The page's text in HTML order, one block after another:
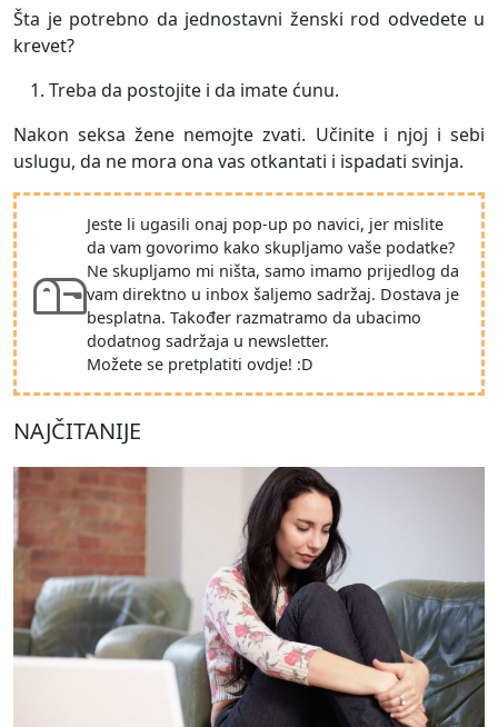
Šta je potrebno da jednostavni ženski rod odvedete u
krevet?
Treba da postojite i da imate ćunu.
Nakon seksa žene nemojte zvati. Učinite i njoj i sebi
uslugu, da ne mora ona vas otkantati i ispadati svinja.
Jeste li ugasili onaj pop-up po navici, jer mislite
da vam govorimo kako skupljamo vaše podatke?
Ne skupljamo mi ništa, samo imamo prijedlog da
vam direktno u inbox šaljemo sadržaj. Dostava je
besplatna. Također razmatramo da ubacimo
dodatnog sadržaja u newsletter.
Možete se pretplatiti ovdje! :D
NAJČITANIJE